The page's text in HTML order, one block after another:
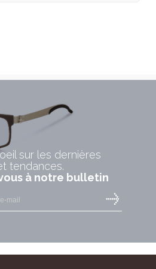
sur les dernières
tendances.
à notre bulletin